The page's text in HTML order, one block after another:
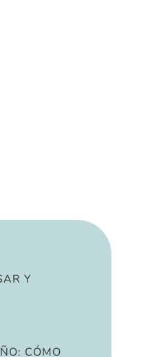
Y
CÓMO